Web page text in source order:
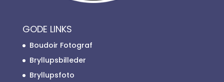
GODE LINKS
Boudoir Fotograf
Bryllupsbilleder
Bryllupsfoto